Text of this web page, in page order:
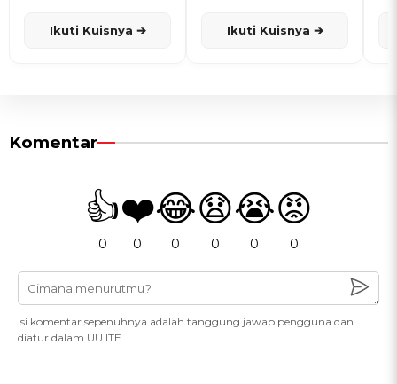
Ikuti Kuisnya ➔ Ikuti Kuisnya ➔
Komentar
👍
0
❤️
0
😂
0
😧
0
😭
0
😡
0
Isi komentar sepenuhnya adalah tanggung jawab pengguna dan
diatur dalam UU ITE